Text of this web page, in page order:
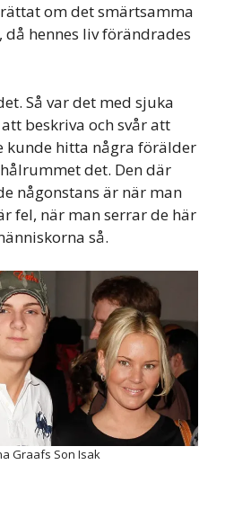
om det smärtsamma
då hennes liv förändrades
Så var det med sjuka
beskriva och svår att
kunde hitta några förälder
det. Den där
någonstans är när man
fel, när man serrar de här
så.
Graafs Son Isak